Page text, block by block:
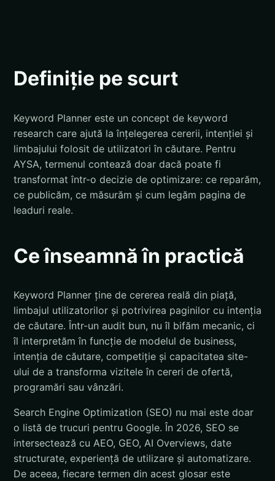
Definiție pe scurt
Keyword Planner este un concept de keyword
research care ajută la înțelegerea cererii, intenției și
limbajului folosit de utilizatori în căutare. Pentru
AYSA, termenul contează doar dacă poate fi
transformat într-o decizie de optimizare: ce reparăm,
ce publicăm, ce măsurăm și cum legăm pagina de
leaduri reale.
Ce înseamnă în practică
Keyword Planner ține de cererea reală din piață,
limbajul utilizatorilor și potrivirea paginilor cu intenția
de căutare. Într-un audit bun, nu îl bifăm mecanic, ci
îl interpretăm în funcție de modelul de business,
intenția de căutare, competiție și capacitatea site-
ului de a transforma vizitele în cereri de ofertă,
programări sau vânzări.
Search Engine Optimization (SEO) nu mai este doar
o listă de trucuri pentru Google. În 2026, SEO se
intersectează cu AEO, GEO, AI Overviews, date
structurate, experiență de utilizare și automatizare.
De aceea, fiecare termen din acest glosar este